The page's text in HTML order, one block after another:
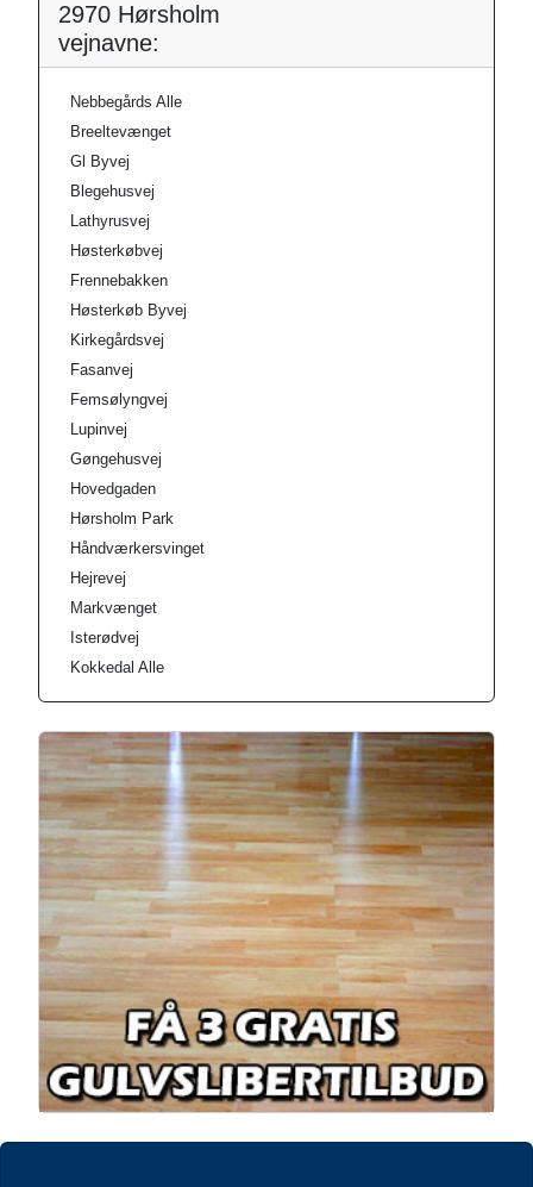
2970 Hørsholm
vejnavne:
Nebbegårds Alle
Breeltevænget
Gl Byvej
Blegehusvej
Lathyrusvej
Høsterkøbvej
Frennebakken
Høsterkøb Byvej
Kirkegårdsvej
Fasanvej
Femsølyngvej
Lupinvej
Gøngehusvej
Hovedgaden
Hørsholm Park
Håndværkersvinget
Hejrevej
Markvænget
Isterødvej
Kokkedal Alle